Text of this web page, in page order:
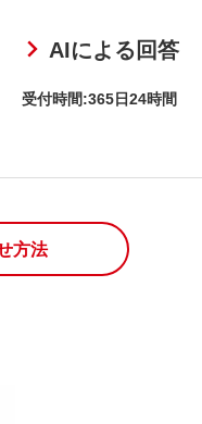
AIによる回答
受付時間:365日24時間
方法